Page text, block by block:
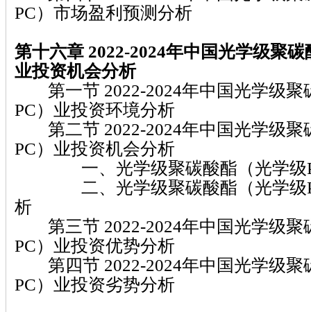
PC）市场盈利预测分析
第十六章 2022-2024年中国光学级聚碳
业投资机会分析
第一节 2022-2024年中国光学级聚
PC）业投资环境分析
第二节 2022-2024年中国光学级聚
PC）业投资机会分析
一、光学级聚碳酸酯（光学级
二、光学级聚碳酸酯（光学级
析
第三节 2022-2024年中国光学级聚
PC）业投资优势分析
第四节 2022-2024年中国光学级聚
PC）业投资劣势分析